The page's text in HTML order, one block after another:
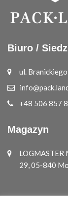
Biuro /
ul.
+48 506 857
Magazyn
LOGMASTER
29, 05-840